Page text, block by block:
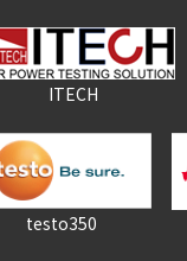
ITECH
testo350